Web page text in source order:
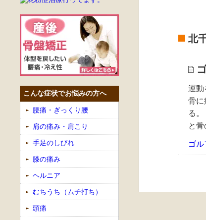
北
運動
骨に
る
と
ゴ
こんな症状でお悩みの方へ
腰痛・ぎっくり腰
肩の痛み・肩こり
手足のしびれ
膝の痛み
ヘルニア
むちうち（ムチ打ち）
頭痛